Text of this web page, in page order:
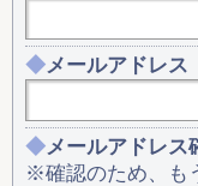
メールアドレス
メールアドレス
※確認のため、も